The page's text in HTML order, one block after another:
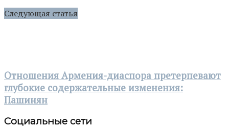
Следующая статья
Отношения Армения-диаспора претерпевают
глубокие содержательные изменения:
Пашинян
Социальные сети